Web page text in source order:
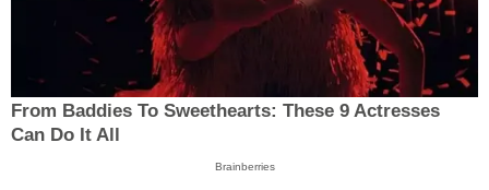
From Baddies To Sweethearts: These 9 Actresses
Can Do It All
Brainberries